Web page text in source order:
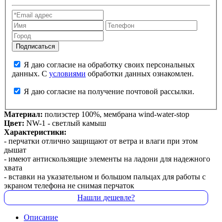
данных. С условиями обработки данных ознакомлен.
Я даю согласие на получение почтовой рассылки.
Материал: полиэстер 100%, мембрана wind-water-stop
Цвет: NW-1 - светлый камыш
Характеристики:
- перчатки отлично защищают от ветра и влаги при этом
дышат
- имеют антискользящие элементы на ладони для надежного
хвата
- вставки на указательном и большом пальцах для работы с
экраном телефона не снимая перчаток
Нашли дешевле?
Описание